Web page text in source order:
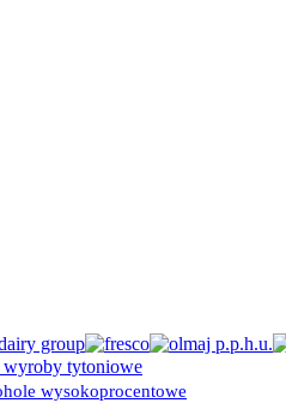
tytoniowe
wysokoprocentowe